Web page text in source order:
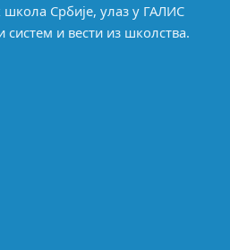
Србије, улаз у ГАЛИС
и вести из школства.